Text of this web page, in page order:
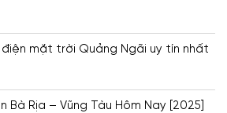
mặt trời Quảng Ngãi uy tín nhất
Bà Rịa – Vũng Tàu Hôm Nay [2025]